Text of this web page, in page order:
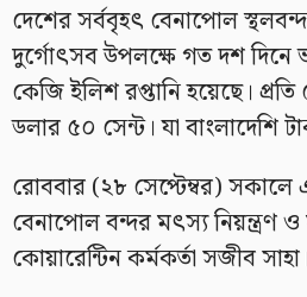
দেশের সর্ববৃহৎ বেনাপোল
দুর্গোৎসব উপলক্ষে গত দশ
কেজি ইলিশ রপ্তানি হয়েছে।
ডলার ৫০ সেন্ট। যা বাংলাদেশি
রোববার (২৮ সেপ্টেম্বর) সকালে
বেনাপোল বন্দর মৎস্য নিয়ন্ত্রণ ও
কোয়ারেন্টিন কর্মকর্তা সজীব